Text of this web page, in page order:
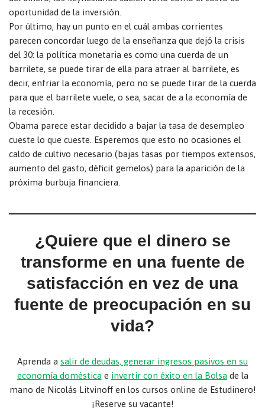
oportunidad de la inversión.
Por último, hay un punto en el cuál ambas corrientes
parecen concordar luego de la enseñanza que dejó la crisis
del 30: la política monetaria es como una cuerda de un
barrilete, se puede tirar de ella para atraer al barrilete, es
decir, enfriar la economía, pero no se puede tirar de la cuerda
para que el barrilete vuele, o sea, sacar de a la economía de
la recesión.
Obama parece estar decidido a bajar la tasa de desempleo
cueste lo que cueste. Esperemos que esto no ocasiones el
caldo de cultivo necesario (bajas tasas por tiempos extensos,
aumento del gasto, déficit gemelos) para la aparición de la
próxima burbuja financiera.
¿Quiere que el dinero se
transforme en una fuente de
satisfacción en vez de una
fuente de preocupación en su
vida?
Aprenda a salir de deudas, generar ingresos pasivos en su
economía doméstica e invertir con éxito en la Bolsa de la
mano de Nicolás Litvinoff en los cursos online de Estudinero!
¡Reserve su vacante!